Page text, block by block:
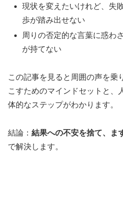
現状を変えたいけれど、失
歩が踏み出せない
周りの否定的な言葉に惑わ
が持てない
この記事を見ると周囲の声を乗
こすためのマインドセットと、
体的なステップがわかります。
結論： 結果への不安を捨て、ま
で解決します。